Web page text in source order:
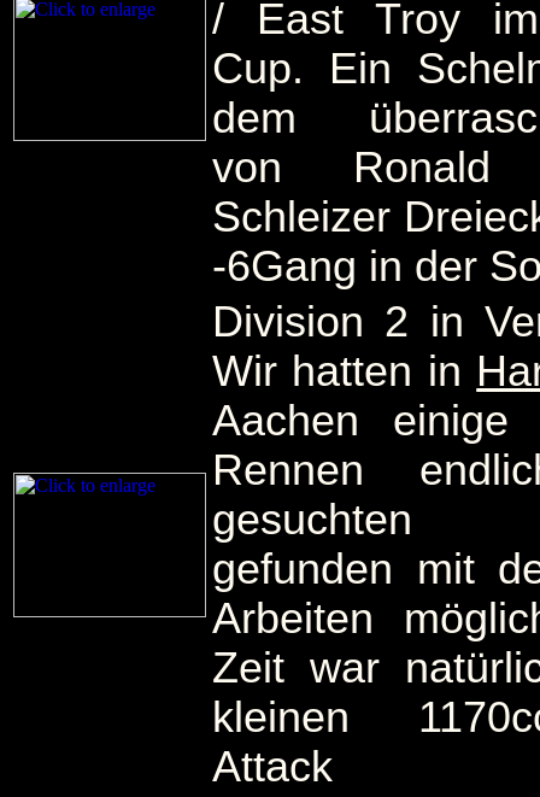
/ East Troy im
Cup. Ein
dem
von Ronald
Schleizer
-6Gang in der
Division 2 in
Wir hatten in
Aachen
Rennen
gesuchten
gefunden mit
Arbeiten
Zeit war
kleinen
Attack